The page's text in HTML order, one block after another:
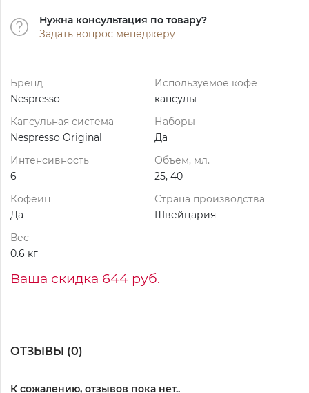
Нужна консультация по товару?
Задать вопрос менеджеру
Бренд
Nespresso
Используемое кофе
капсулы
Капсульная система
Nespresso Original
Наборы
Да
Интенсивность
6
Объем, мл.
25, 40
Кофеин
Да
Страна производства
Швейцария
Вес
0.6 кг
Ваша скидка 644 руб.
ОТЗЫВЫ (0)
К сожалению, отзывов пока нет..